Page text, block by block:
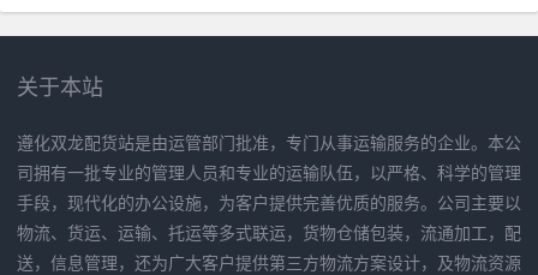
关于本站
遵化双龙配货站是由运管部门批准，专门从事运输服务的企业。本公
司拥有一批专业的管理人员和专业的运输队伍，以严格、科学的管理
手段，现代化的办公设施，为客户提供完善优质的服务。公司主要以
物流、货运、运输、托运等多式联运，货物仓储包装，流通加工，配
送，信息管理，还为广大客户提供第三方物流方案设计，及物流资源